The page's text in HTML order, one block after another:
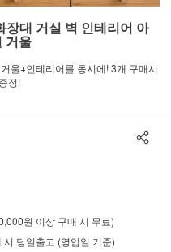
대 거실 벽 인테리어 아
거울
울+인테리어를 동시에! 3개 구매시
정!
원 이상 구매 시 무료)
시 당일출고 (영업일 기준)